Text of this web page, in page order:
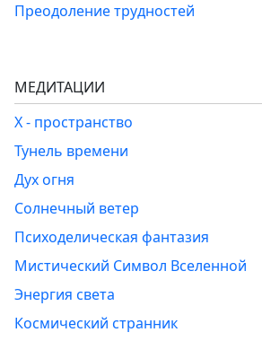
Преодоление трудностей
МЕДИТАЦИИ
Х - пространство
Тунель времени
Дух огня
Солнечный ветер
Психоделическая фантазия
Мистический Символ Вселенной
Энергия света
Космический странник